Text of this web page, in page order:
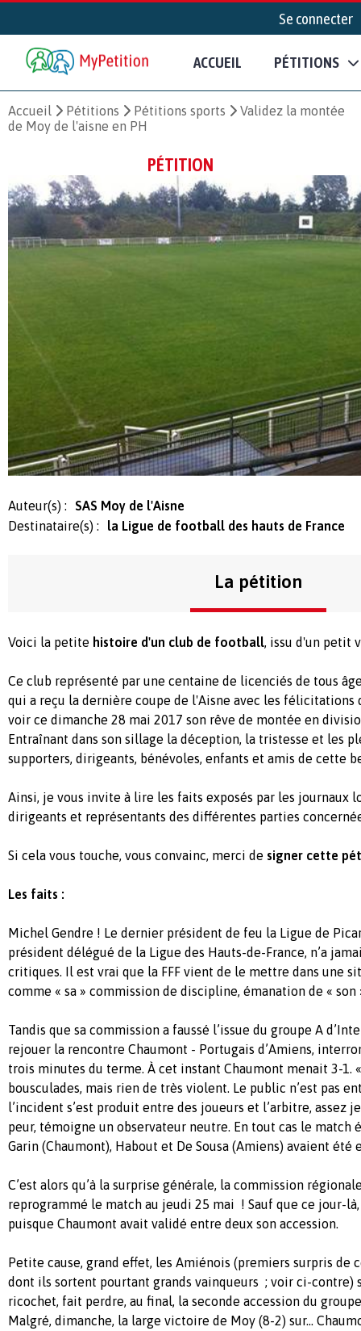
Se connecter
ACCUEIL PÉTITIONS
Accueil Pétitions Pétitions sports
Validez la montée
de Moy de l'aisne en PH
PÉTITION
Auteur(s) :
SAS Moy de l'Aisne
Destinataire(s) :
la Ligue de football des hauts de France
La pétition
Voici la petite histoire d'un club de football, issu d'un petit
Ce club représenté par une centaine de licenciés de tous
qui a reçu la dernière coupe de l'Aisne avec les félicitations
voir ce dimanche 28 mai 2017 son rêve de montée en
Entraînant dans son sillage la déception, la tristesse et les
supporters, dirigeants, bénévoles, enfants et amis de cette
Ainsi, je vous invite à lire les faits exposés par les journaux
dirigeants et représentants des différentes parties
Si cela vous touche, vous convainc, merci de signer cette
Les faits :
Michel Gendre ! Le dernier président de feu la Ligue de
président délégué de la Ligue des Hauts-de-France, n’a
critiques. Il est vrai que la FFF vient de le mettre dans une
comme « sa » commission de discipline, émanation de « son
Tandis que sa commission a faussé l’issue du groupe A
rejouer la rencontre Chaumont - Portugais d’Amiens,
trois minutes du terme. À cet instant Chaumont menait 3-1.
bousculades, mais rien de très violent. Le public n’est pas
l’incident s’est produit entre des joueurs et l’arbitre, assez
peur, témoigne un observateur neutre. En tout cas le match
Garin (Chaumont), Habout et De Sousa (Amiens) avaient été
C’est alors qu’à la surprise générale, la commission
reprogrammé le match au jeudi 25 mai ! Sauf que ce jour-
puisque Chaumont avait validé entre deux son accession.
Petite cause, grand effet, les Amiénois (premiers surpris de
dont ils sortent pourtant grands vainqueurs ; voir ci-contre)
ricochet, fait perdre, au final, la seconde accession du
Malgré, dimanche, la large victoire de Moy (8-2) sur...